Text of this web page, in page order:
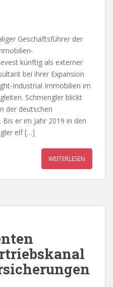
Geschäftsführer der
künftig als externer
bei ihrer Expansion
Industrial Immobilien im
Schmengler blickt
der deutschen
er im Jahr 2019 in den
elf […]
WEITERLESEN